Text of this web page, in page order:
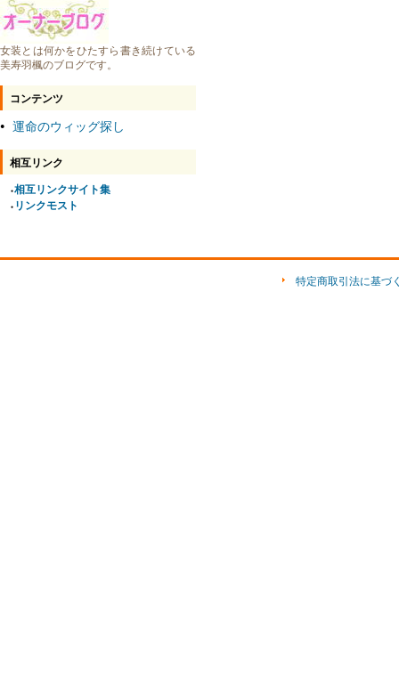
女装とは何かをひたすら書き続けている
美寿羽楓のブログです。
コンテンツ
● 運命のウィッグ探し
相互リンク
●相互リンクサイト集
● リンクモスト
特定商取引法に基づ